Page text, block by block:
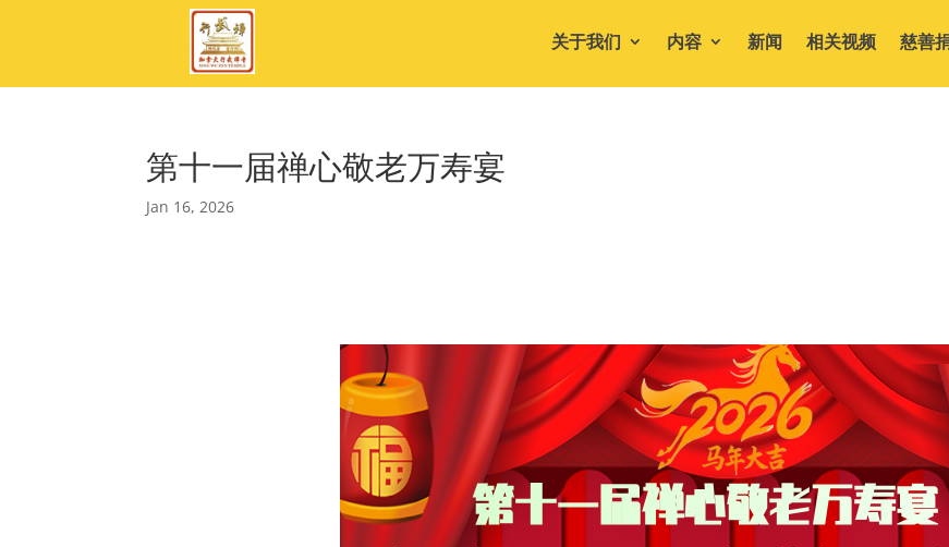
关于我们 内容 新闻 相关视频 慈善
第十一届禅心敬老万寿宴
Jan 16, 2026